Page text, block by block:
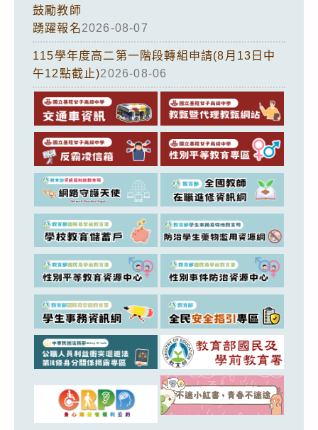
鼓勵教師
踴躍報名2026-08-07
115學年度高二第一階段轉組申請(8月13日中
午12點截止)2026-08-06